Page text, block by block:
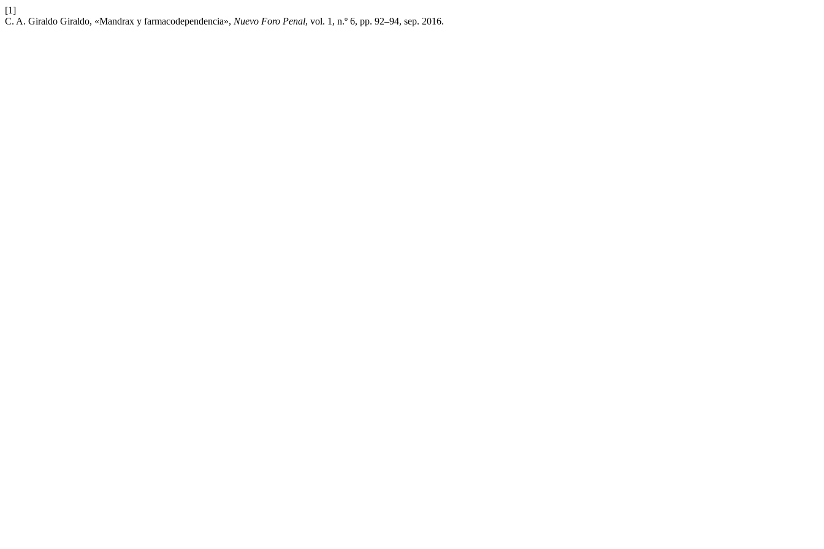
[1]
C. A. Giraldo Giraldo, «Mandrax y farmacodependencia», Nuevo Foro Penal, vol. 1, n.º 6, pp. 92–94, sep. 2016.